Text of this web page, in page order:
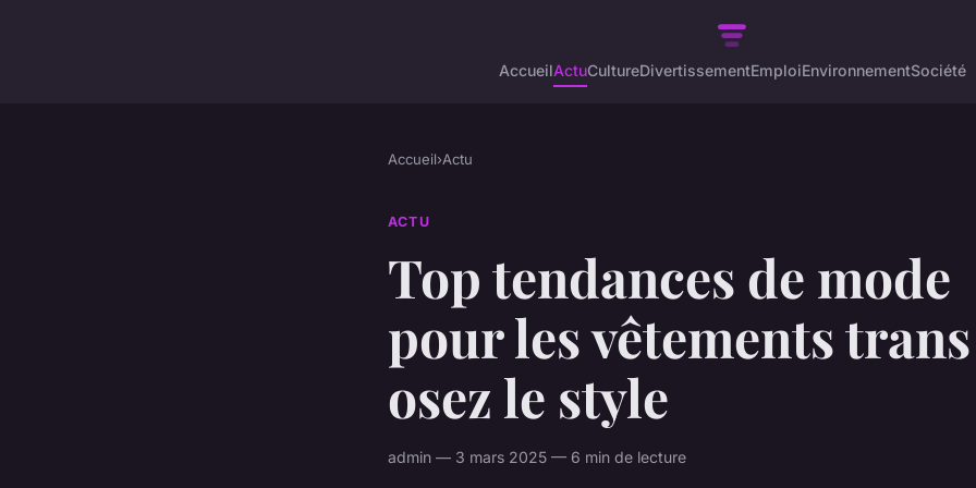
AccueilActuCultureDivertissementEmploiEnvironnementSociété
Accueil›Actu
ACTU
Top tendances de mode
pour les vêtements
osez le style
admin — 3 mars 2025 — 6 min de lecture